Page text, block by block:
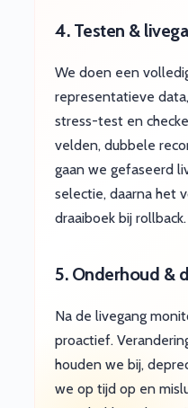
4. Testen &
We doen een
representatieve
stress-test en
velden, dubbele
gaan we gefaseerd
selectie, daarna het
draaiboek bij rollback.
5. Onderhoud &
Na de livegang
proactief.
houden we bij,
we op tijd op en